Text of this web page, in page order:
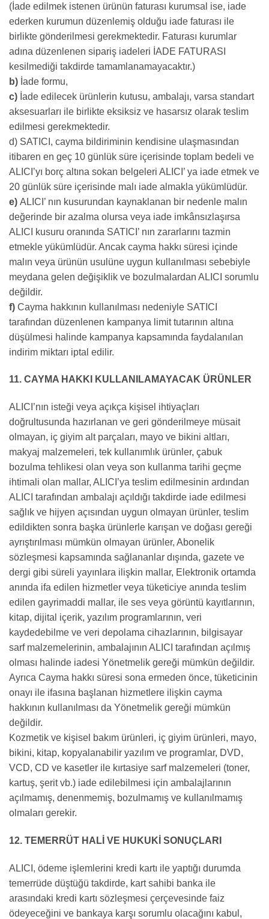
(İade edilmek istenen ürünün faturası kurumsal ise, iade
ederken kurumun düzenlemiş olduğu iade faturası ile
birlikte gönderilmesi gerekmektedir. Faturası kurumlar
adına düzenlenen sipariş iadeleri İADE FATURASI
kesilmediği takdirde tamamlanamayacaktır.)
b) İade formu,
c) İade edilecek ürünlerin kutusu, ambalajı, varsa standart
aksesuarları ile birlikte eksiksiz ve hasarsız olarak teslim
edilmesi gerekmektedir.
d) SATICI, cayma bildiriminin kendisine ulaşmasından
itibaren en geç 10 günlük süre içerisinde toplam bedeli ve
ALICI’yı borç altına sokan belgeleri ALICI’ ya iade etmek ve
20 günlük süre içerisinde malı iade almakla yükümlüdür.
e) ALICI’ nın kusurundan kaynaklanan bir nedenle malın
değerinde bir azalma olursa veya iade imkânsızlaşırsa
ALICI kusuru oranında SATICI’ nın zararlarını tazmin
etmekle yükümlüdür. Ancak cayma hakkı süresi içinde
malın veya ürünün usulüne uygun kullanılması sebebiyle
meydana gelen değişiklik ve bozulmalardan ALICI sorumlu
değildir.
f) Cayma hakkının kullanılması nedeniyle SATICI
tarafından düzenlenen kampanya limit tutarının altına
düşülmesi halinde kampanya kapsamında faydalanılan
indirim miktarı iptal edilir.
11. CAYMA HAKKI KULLANILAMAYACAK ÜRÜNLER
ALICI’nın isteği veya açıkça kişisel ihtiyaçları
doğrultusunda hazırlanan ve geri gönderilmeye müsait
olmayan, iç giyim alt parçaları, mayo ve bikini altları,
makyaj malzemeleri, tek kullanımlık ürünler, çabuk
bozulma tehlikesi olan veya son kullanma tarihi geçme
ihtimali olan mallar, ALICI’ya teslim edilmesinin ardından
ALICI tarafından ambalajı açıldığı takdirde iade edilmesi
sağlık ve hijyen açısından uygun olmayan ürünler, teslim
edildikten sonra başka ürünlerle karışan ve doğası gereği
ayrıştırılması mümkün olmayan ürünler, Abonelik
sözleşmesi kapsamında sağlananlar dışında, gazete ve
dergi gibi süreli yayınlara ilişkin mallar, Elektronik ortamda
anında ifa edilen hizmetler veya tüketiciye anında teslim
edilen gayrimaddi mallar, ile ses veya görüntü kayıtlarının,
kitap, dijital içerik, yazılım programlarının, veri
kaydedebilme ve veri depolama cihazlarının, bilgisayar
sarf malzemelerinin, ambalajının ALICI tarafından açılmış
olması halinde iadesi Yönetmelik gereği mümkün değildir.
Ayrıca Cayma hakkı süresi sona ermeden önce, tüketicinin
onayı ile ifasına başlanan hizmetlere ilişkin cayma
hakkının kullanılması da Yönetmelik gereği mümkün
değildir.
Kozmetik ve kişisel bakım ürünleri, iç giyim ürünleri, mayo,
bikini, kitap, kopyalanabilir yazılım ve programlar, DVD,
VCD, CD ve kasetler ile kırtasiye sarf malzemeleri (toner,
kartuş, şerit vb.) iade edilebilmesi için ambalajlarının
açılmamış, denenmemiş, bozulmamış ve kullanılmamış
olmaları gerekir.
12. TEMERRÜT HALİ VE HUKUKİ SONUÇLARI
ALICI, ödeme işlemlerini kredi kartı ile yaptığı durumda
temerrüde düştüğü takdirde, kart sahibi banka ile
arasındaki kredi kartı sözleşmesi çerçevesinde faiz
ödeyeceğini ve bankaya karşı sorumlu olacağını kabul,